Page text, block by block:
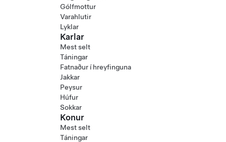
Gólfmottur
Varahlutir
Lyklar
Karlar
Mest selt
Táningar
Fatnaður í hreyfinguna
Jakkar
Peysur
Húfur
Sokkar
Konur
Mest selt
Táningar